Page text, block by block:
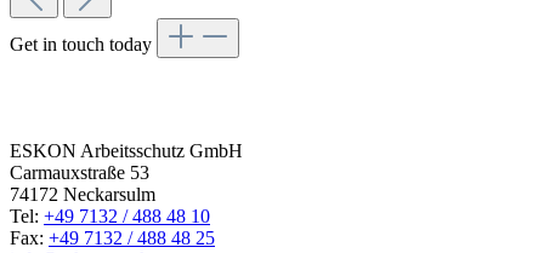
Get in touch today
ESKON Arbeitsschutz GmbH
Carmauxstraße 53
74172 Neckarsulm
Tel: +49 7132 / 488 48 10
Fax: +49 7132 / 488 48 25